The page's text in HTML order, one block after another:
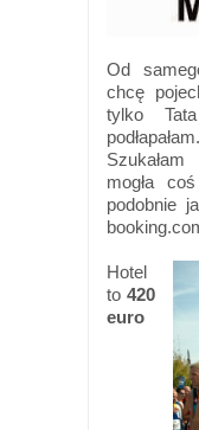
Od
chcę
tylko
mogła
podobnie
Hotel
to 420
euro